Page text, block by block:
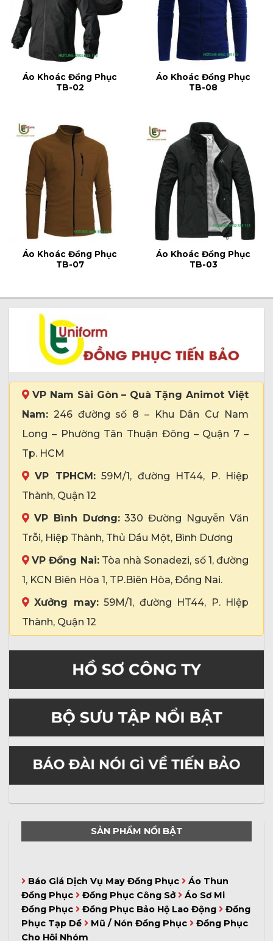
Áo Khoác Đồng Phục
TB-02
Áo Khoác Đồng Phục
TB-08
Áo Khoác Đồng Phục
TB-07
Áo Khoác Đồng Phục
TB-03
VP Nam Sài Gòn – Quà Tặng Animot Việt
Nam: 246 đường số 8 – Khu Dân Cư Nam
Long – Phường Tân Thuận Đông – Quận 7 –
Tp. HCM
VP TPHCM:59M/1, đường HT44, P. Hiệp
Thành, Quận 12
VP Bình Dương:330 Đường Nguyễn Văn
Trỗi, Hiệp Thành, Thủ Dầu Một, Bình Dương
VP Đồng Nai:Tòa nhà Sonadezi, số 1, đường
1, KCN Biên Hòa 1, TP.Biên Hòa, Đồng Nai.
Xưởng may:59M/1, đường HT44, P. Hiệp
Thành, Quận 12
SẢN PHẨM NỔI BẬT
Báo Giá Dịch Vụ May Đồng Phục
Áo Thun
Đồng Phục
Đồng Phục Công Sở
Áo Sơ Mi
Đồng Phục
Đồng Phục Bảo Hộ Lao Động
Đồng
Phục Tạp Dề
Mũ / Nón Đồng Phục
Đồng Phục
Cho Hội Nhóm